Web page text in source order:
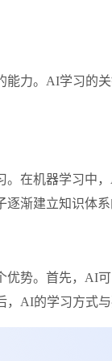
力。AI学习的
在机器学习中
渐建立知识体系
势。首先，AI
AI的学习方式